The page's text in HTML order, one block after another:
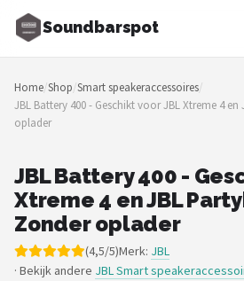
Soundbarspot
Zoeken
NAVIGATIE
Shop
Merken
Blog
Muziekstijlen
Home/Shop/Smart speakeraccessoires/
JBL Battery 400 - Geschikt voor JBL Xtreme 4
oplader
JBL Battery 400 -
Xtreme 4 en JBL
Zonder oplader
(4,5/5)Merk: JBL
· Bekijk andere JBL Smart